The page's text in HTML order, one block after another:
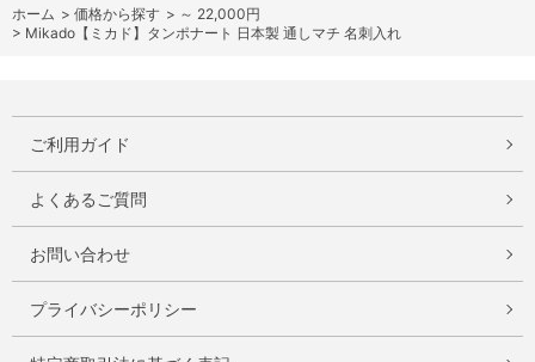
ホーム > 価格から探す > ～ 22,000円
> Mikado【ミカド】タンポナート 日本製 通しマチ 名刺入れ
ご利用ガイド
よくあるご質問
お問い合わせ
プライバシーポリシー